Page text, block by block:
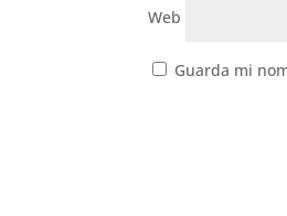
Web
Guarda mi